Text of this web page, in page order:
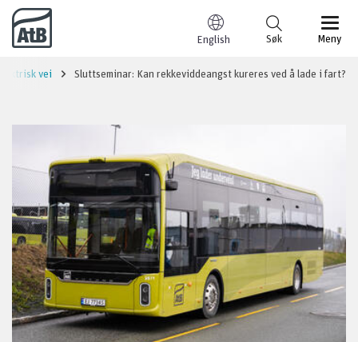
Til innhold
English Meny
Søk
vei Sluttseminar: Kan rekkeviddeangst kureres ved å lade i fart?